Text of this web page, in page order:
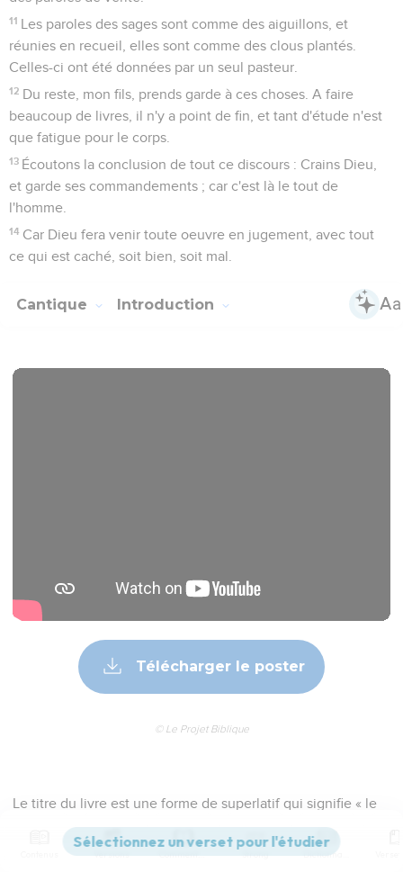
11 Les paroles des sages sont comme des aiguillons, et
réunies en recueil, elles sont comme des clous plantés.
Celles-ci ont été données par un seul pasteur.
12 Du reste, mon fils, prends garde à ces choses. A faire
beaucoup de livres, il n'y a point de fin, et tant d'étude n'est
que fatigue pour le corps.
13 Écoutons la conclusion de tout ce discours : Crains Dieu,
et garde ses commandements ; car c'est là le tout de
l'homme.
14 Car Dieu fera venir toute oeuvre en jugement, avec tout
ce qui est caché, soit bien, soit mal.
Cantique Introduction
Télécharger le poster
© Le Projet Biblique
Le titre du livre est une forme de superlatif qui signifie « le
plus beau de tous les cantiques ». En fait, il ne s’agit pas
d’un cantique dans le sens courant du mot — d’un chant
Versions Commentaires Strong